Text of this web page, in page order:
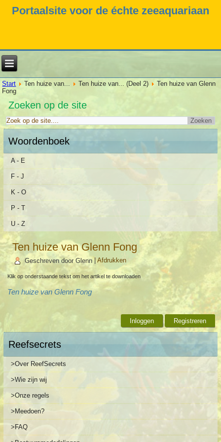
Portaalsite voor de échte zeeaquariaan
Start Ten huize van... Ten huize van... (Deel 2)
Ten huize van Glenn
Fong
Zoeken op de site
Woordenboek
A - E
F - J
K - O
P - T
U - Z
Ten huize van Glenn Fong
Geschreven door Glenn |Afdrukken
Klik op onderstaande tekst om het artikel te downloaden
Ten huize van Glenn Fong
Inloggen Registreren
Reefsecrets
>Over ReefSecrets
>Wie zijn wij
>Onze regels
>Meedoen?
>FAQ